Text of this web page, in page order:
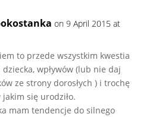
on 9 April 2015 at
to przede wszystkim kwestia
wpływów (lub nie daj
ze strony dorosłych ) i trochę
się urodziło.
mam tendencje do silnego